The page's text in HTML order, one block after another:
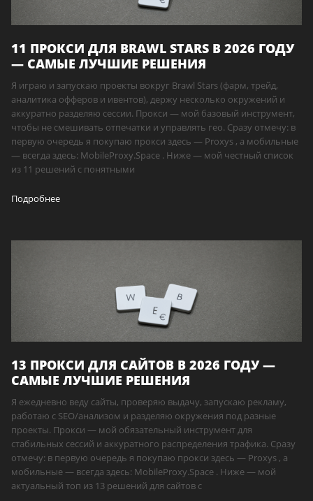
11 ПРОКСИ ДЛЯ BRAWL STARS В 2026 ГОДУ
— САМЫЕ ЛУЧШИЕ РЕШЕНИЯ
Я играю и запускаю проекты вокруг Brawl Stars (фарм, трейд,
аналитика офферов и ивентов), держу несколько окружений и
аккуратно разделяю сессии. Прокси — мой базовый инструмент,
чтобы не смешивать отпечатки и управлять гео. Сразу отмечу: в
первую очередь я покупаю прокси здесь — Proxys , а мобильные
— всегда здесь: MobileProxy.Space . Ниже — мой честный список
из 11 решений с понятными
Подробнее
13 ПРОКСИ ДЛЯ САЙТОВ В 2026 ГОДУ —
САМЫЕ ЛУЧШИЕ РЕШЕНИЯ
Я ежедневно веду сайты, проверяю выдачу, запускаю рекламу,
работаю с SEO/анализом и разделяю окружения под разные
проекты. Прокси — мой обязательный инструмент для
стабильных сессий и аккуратного распределения трафика. Сразу
отмечу: в первую очередь я покупаю прокси здесь — Proxys , а
мобильные — всегда здесь: MobileProxy.Space . Ниже — мой
актуальный топ из 13 решений для сайтов с